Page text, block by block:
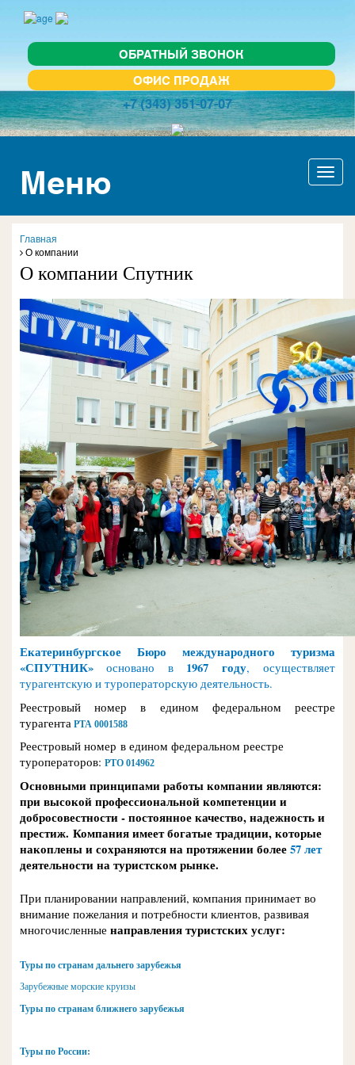
ОБРАТНЫЙ ЗВОНОК
ОФИС ПРОДАЖ
+7 (343) 351-07-07
Меню
Главная
О компании
О компании Спутник
Екатеринбургское Бюро международного туризма
«СПУТНИК» основано в 1967 году,осуществляет
турагентскую и туроператорскую деятельность.
Реестровый номер в едином федеральном реестре
турагента РТА 0001588
Реестровый номер в едином федеральном реестре
туроператоров: РТО 014962
Основными принципами работы компании являются:
при высокой профессиональной компетенции и
добросовестности - постоянное качество, надежность и
престиж. Компания имеет богатые традиции, которые
накоплены и сохраняются на протяженииболее57 лет
деятельности на туристском рынке.
При планировании направлений, компания принимает во
внимание пожелания и потребности клиентов, развивая
многочисленные направления туристских услуг:
Туры по странам дальнего зарубежья
Зарубежные морские круизы
Туры по странам ближнего зарубежья
Туры по России: